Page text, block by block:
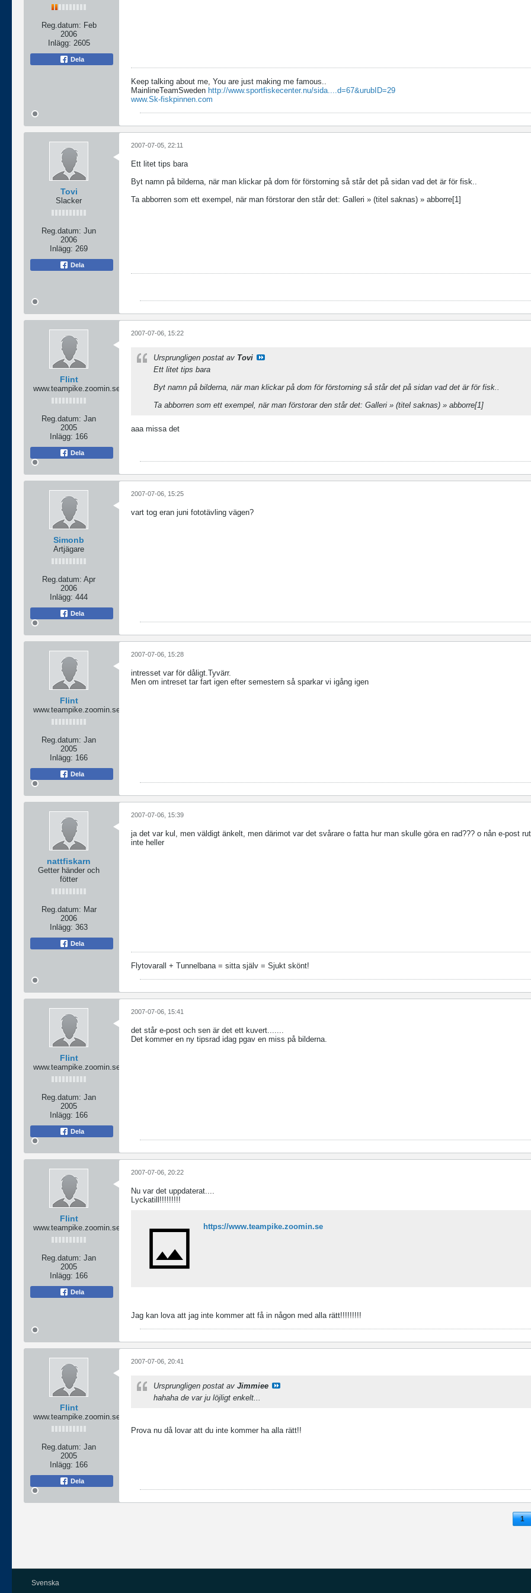
Reg.datum: Feb
2006
Inlägg: 2605
Dela
Keep talking about me, You are just making me famous..
MainlineTeamSweden http://www.sportfiskecenter.nu/sida....d=67&urubID=29
www.Sk-fiskpinnen.com
Tovi
Slacker
Reg.datum: Jun
2006
Inlägg: 269
Dela
2007-07-05, 22:11
Ett litet tips bara
Byt namn på bilderna, när man klickar på dom för förstorning så står det på sidan vad det är för fisk..
Ta abborren som ett exempel, när man förstorar den står det: Galleri » (titel saknas) » abborre[1]
Flint
www.teampike.zoomin.se
Reg.datum: Jan
2005
Inlägg: 166
Dela
2007-07-06, 15:22
Ursprungligen postat av Tovi
Ett litet tips bara
Byt namn på bilderna, när man klickar på dom för förstorning så står det på sidan vad det är för fisk..
Ta abborren som ett exempel, när man förstorar den står det: Galleri » (titel saknas) » abborre[1]
aaa missa det
Simonb
Artjägare
Reg.datum: Apr
2006
Inlägg: 444
Dela
2007-07-06, 15:25
vart tog eran juni fototävling vägen?
Flint
www.teampike.zoomin.se
Reg.datum: Jan
2005
Inlägg: 166
Dela
2007-07-06, 15:28
intresset var för dåligt.Tyvärr.
Men om intreset tar fart igen efter semestern så sparkar vi igång igen
nattfiskarn
Getter händer och
fötter
Reg.datum: Mar
2006
Inlägg: 363
Dela
2007-07-06, 15:39
ja det var kul, men väldigt änkelt, men därimot var det svårare o fatta hur man skulle göra en rad??? o nån e-post
inte heller
Flytovarall + Tunnelbana = sitta själv = Sjukt skönt!
Flint
www.teampike.zoomin.se
Reg.datum: Jan
2005
Inlägg: 166
Dela
2007-07-06, 15:41
det står e-post och sen är det ett kuvert.......
Det kommer en ny tipsrad idag pgav en miss på bilderna.
Flint
www.teampike.zoomin.se
Reg.datum: Jan
2005
Inlägg: 166
Dela
2007-07-06, 20:22
Nu var det uppdaterat....
Lyckatill!!!!!!!!!
https://www.teampike.zoomin.se
Jag kan lova att jag inte kommer att få in någon med alla rätt!!!!!!!!!
Flint
www.teampike.zoomin.se
Reg.datum: Jan
2005
Inlägg: 166
Dela
2007-07-06, 20:41
Ursprungligen postat av Jimmiee
hahaha de var ju löjligt enkelt...
Prova nu då lovar att du inte kommer ha alla rätt!!
1
Svenska